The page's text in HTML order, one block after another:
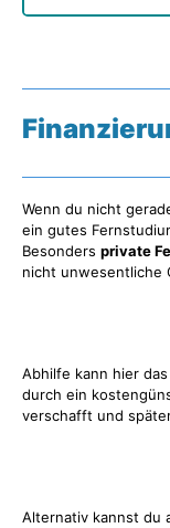
Wenn du nicht
ein gutes
Besonders private
nicht unwesentliche
Abhilfe kann hier das
durch ein
verschafft und
Alternativ kannst du